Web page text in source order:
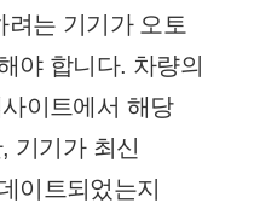
는 기기가 오토
야 합니다. 차량의
이트에서 해당
기기가 최신
이트되었는지